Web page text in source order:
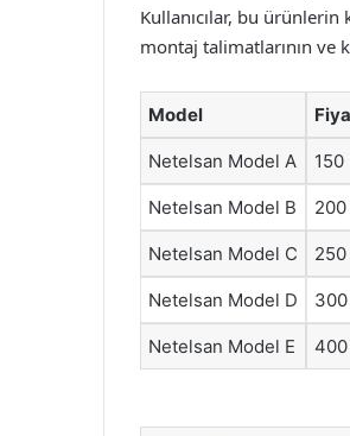
Kullanıcılar, bu ürünlerin
montaj talimatlarının ve
Model
Netelsan Model A 150
Netelsan Model B 200
Netelsan Model C 250
Netelsan Model D 300
Netelsan Model E 400